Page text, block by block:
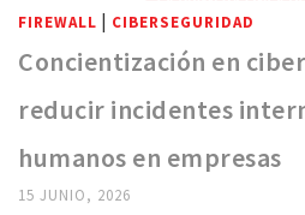
FIREWALL | CIBERSEGURIDAD
Concientización en
reducir incidentes
humanos en empresas
15 JUNIO, 2026